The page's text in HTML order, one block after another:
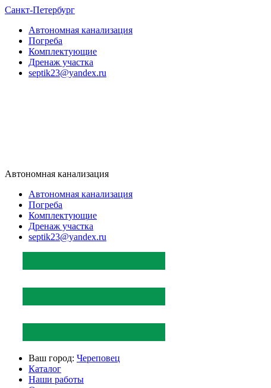
Санкт-Петербург
Автономная канализация
Погреба
Комплектующие
Дренаж участка
septik23@yandex.ru
Автономная канализация
Автономная канализация
Погреба
Комплектующие
Дренаж участка
septik23@yandex.ru
Ваш город: Череповец
Каталог
Наши работы